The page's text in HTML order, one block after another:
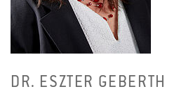
DR. ES­Z­TER GE­BERTH